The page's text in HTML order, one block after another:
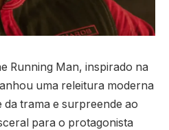
Running Man, inspirado na
uma releitura moderna
trama e surpreende ao
para o protagonista